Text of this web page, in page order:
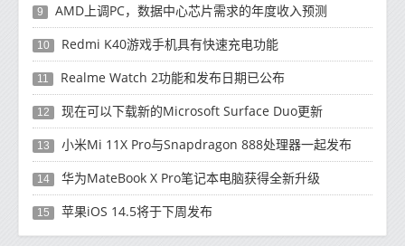
9 AMD上调PC，数据中心芯片需求的年度收入预测
10 Redmi K40游戏手机具有快速充电功能
11 Realme Watch 2功能和发布日期已公布
12 现在可以下载新的Microsoft Surface Duo更新
13 小米Mi 11X Pro与Snapdragon 888处理器一起发布
14 华为MateBook X Pro笔记本电脑获得全新升级
15 苹果iOS 14.5将于下周发布